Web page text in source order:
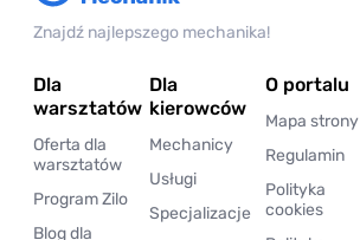
Znajdź najlepszego mechanika!
Dla
warsztatów
Oferta dla
warsztatów
Program Zilo
Blog dla
Dla
kierowców
Mechanicy
Usługi
Specjalizacje
O portalu
Mapa strony
Regulamin
Polityka
cookies